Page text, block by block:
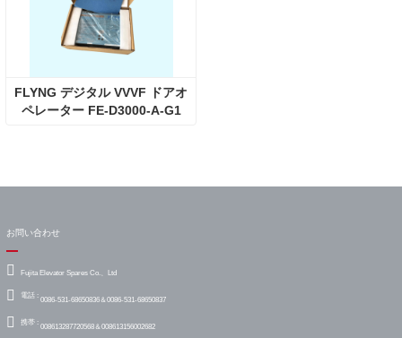
FLYNG デジタル VVVF ドアオ
ペレーター FE-D3000-A-G1
お問い合わせ
Fujita Elevator Spares Co.、Ltd
電話 : 0086-531-68650836＆0086-531-68650837
携帯 : 008613287720568＆008613156002682